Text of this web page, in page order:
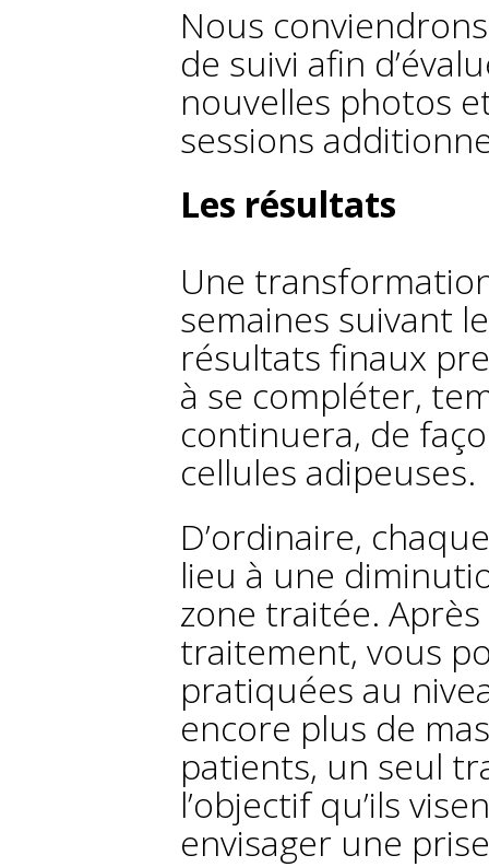
Nous
de suivi afin
nouvelles photos
sessions
Les résultats
Une
semaines suivant
résultats finaux
à se compléter,
continuera, de
cellules adipeuses.
D’ordinaire,
lieu à une
zone traitée.
traitement, vous
pratiquées au
encore plus de
patients, un seul
l’objectif qu’ils
envisager une